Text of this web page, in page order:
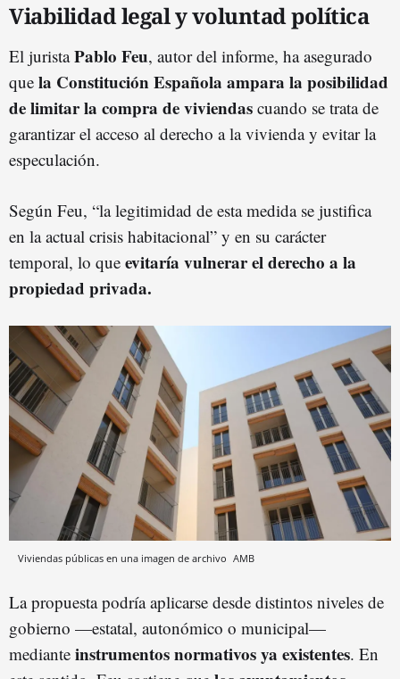
Viabilidad legal y voluntad política
El juristaPablo Feu, autor del informe, ha asegurado
que la Constitución Española ampara la posibilidad
de limitar la compra de viviendas cuando se trata de
garantizar el acceso al derecho a la vivienda y evitar la
especulación.
Según Feu, “la legitimidad de esta medida se justifica
en la actual crisis habitacional” y en su carácter
temporal, lo que evitaría vulnerar el derecho a la
propiedad privada.
Viviendas públicas en una imagen de archivo AMB
La propuesta podría aplicarse desde distintos niveles de
gobierno —estatal, autonómico o municipal—
mediante instrumentos normativos ya existentes. En